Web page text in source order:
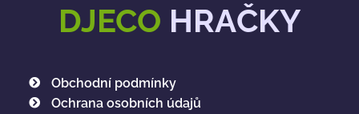
DJECO HRAČKY
Obchodní podmínky
Ochrana osobních údajů